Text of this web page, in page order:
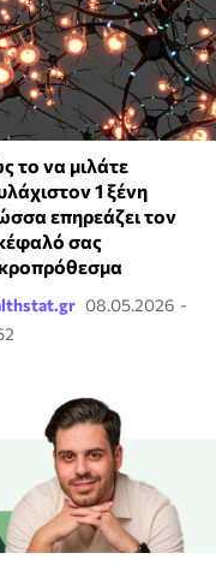
το να μιλάτε
1 ξένη
επηρεάζει τον
σας
08.05.2026 -